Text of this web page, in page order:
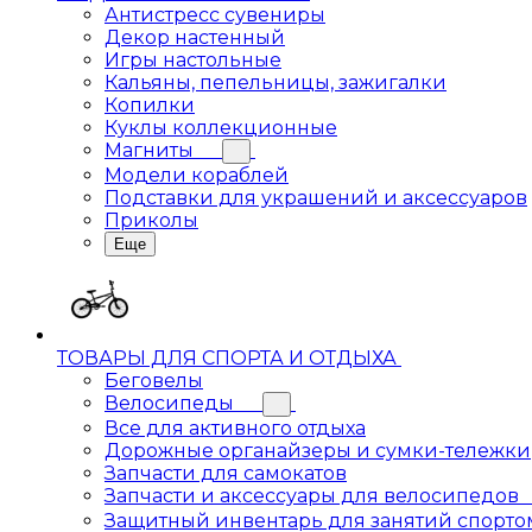
Антистресс сувениры
Декор настенный
Игры настольные
Кальяны, пепельницы, зажигалки
Копилки
Куклы коллекционные
Магниты
Модели кораблей
Подставки для украшений и аксессуаров
Приколы
Еще
ТОВАРЫ ДЛЯ СПОРТА И ОТДЫХА
Беговелы
Велосипеды
Все для активного отдыха
Дорожные органайзеры и сумки-тележки
Запчасти для самокатов
Запчасти и аксессуары для велосипедов
Защитный инвентарь для занятий